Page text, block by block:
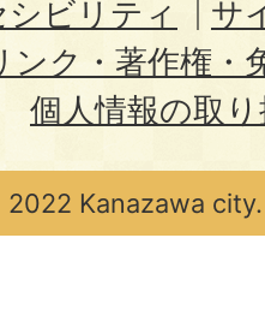
ビリティ
サ
ンク・著作権・
個人情報の取
Kanazawa